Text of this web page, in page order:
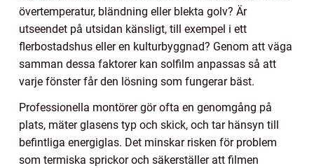
övertemperatur, bländning eller blekta golv? Är
utseendet på utsidan känsligt, till exempel i ett
flerbostadshus eller en kulturbyggnad? Genom att väga
samman dessa faktorer kan solfilm anpassas så att
varje fönster får den lösning som fungerar bäst.
Professionella montörer gör ofta en genomgång på
plats, mäter glasens typ och skick, och tar hänsyn till
befintliga energiglas. Det minskar risken för problem
som termiska sprickor och säkerställer att filmen